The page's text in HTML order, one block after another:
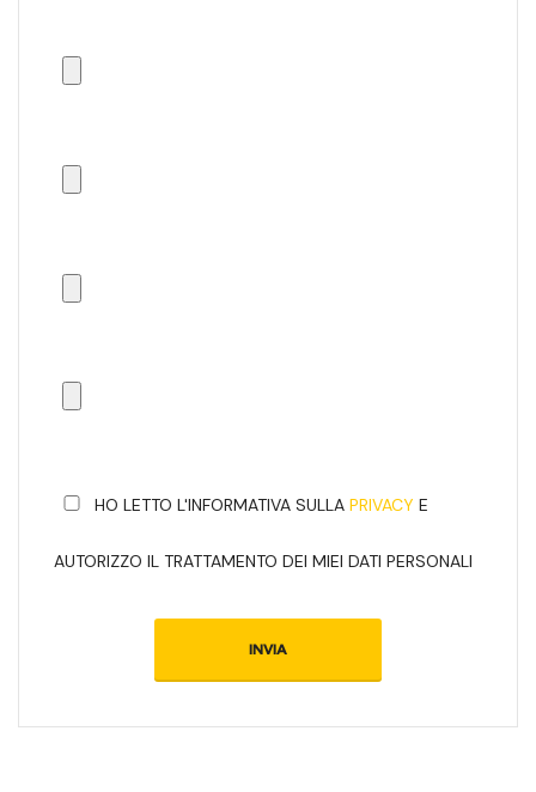
HO LETTO L'INFORMATIVA SULLA PRIVACY E
AUTORIZZO IL TRATTAMENTO DEI MIEI DATI PERSONALI